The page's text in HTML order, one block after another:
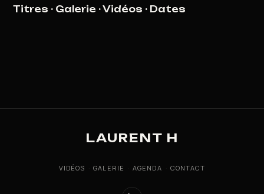
Titres · Galerie ·Vidéos · Dates
LAURENT H
VIDÉOS GALERIE AGENDA CONTACT